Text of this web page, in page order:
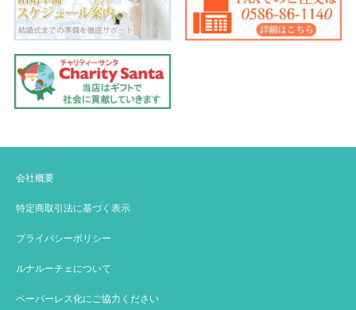
会社概要
特定商取引法に基づく表示
プライバシーポリシー
ルナルーチェについて
ペーパーレス化にご協力ください